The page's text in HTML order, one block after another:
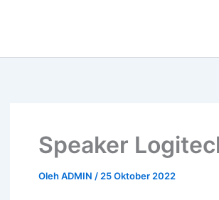
Speaker
OlehADMIN / 25 Oktober 2022